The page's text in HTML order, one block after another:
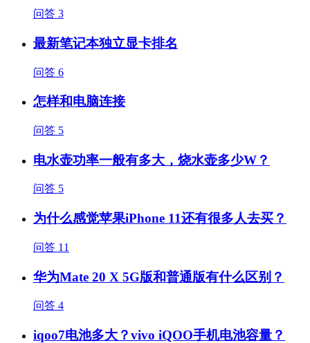
问答 3
最新笔记本独立显卡排名
问答 6
怎样和电脑连接
问答 5
电水壶功率一般有多大，烧水壶多少W？
问答 5
为什么感觉苹果iPhone 11还有很多人去买？
问答 11
华为Mate 20 X 5G版和普通版有什么区别？
问答 4
iqoo7电池多大？vivo iQOO手机电池容量？